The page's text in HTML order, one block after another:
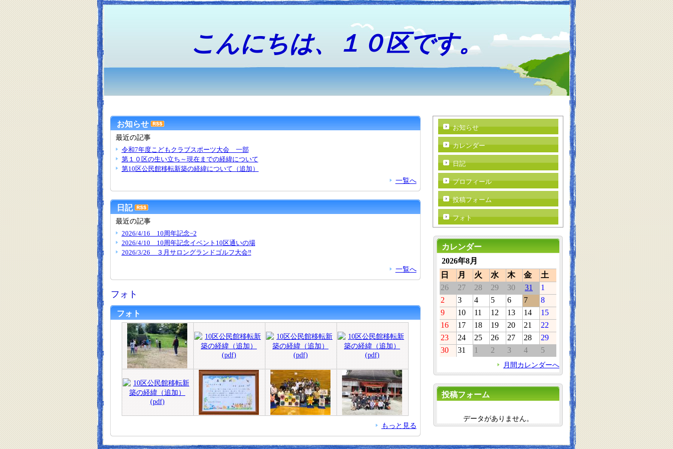
こんにちは、１０区です。
お知らせ
最近の記事
令和7年度こどもクラブスポーツ大会 一部
第１０区の生い立ち～現在までの経緯について
第10区公民館移転新築の経緯について（追加）
一覧へ
日記
最近の記事
2026/4/16 10周年記念−2
2026/4/10 10周年記念イベント10区通いの場
2026/3/26 ３月サロングランドゴルフ大会‼️
一覧へ
フォト
フォト
もっと見る
お知らせ
カレンダー
日記
プロフィール
投稿フォーム
フォト
カレンダー
2026年8月
日
月 火 水 木 金
土
26
27 28 29 30 31
1
2
3 4 5 6 7
8
9
10 11 12 13 14
15
16
17 18 19 20 21
22
23
24 25 26 27 28
29
30
31 1 2 3 4 5
月間カレンダーへ
投稿フォーム
データがありません。